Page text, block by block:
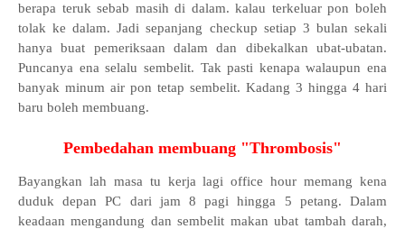
berapa teruk sebab masih di dalam. kalau terkeluar pon boleh
tolak ke dalam. Jadi sepanjang checkup setiap 3 bulan sekali
hanya buat pemeriksaan dalam dan dibekalkan ubat-ubatan.
Puncanya ena selalu sembelit. Tak pasti kenapa walaupun ena
banyak minum air pon tetap sembelit. Kadang 3 hingga 4 hari
baru boleh membuang.
Pembedahan membuang "Thrombosis"
Bayangkan lah masa tu kerja lagi office hour memang kena
duduk depan PC dari jam 8 pagi hingga 5 petang. Dalam
keadaan mengandung dan sembelit makan ubat tambah darah,